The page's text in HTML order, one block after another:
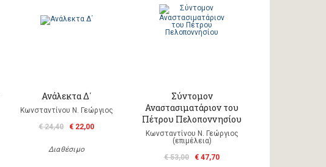
Ανάλεκτα Δ΄
Κωνσταντίνου Ν. Γεώργιος
€ 24,40
€ 22,00
Διαθέσιμο
Σύντομον
Αναστασιματάριον του
Πέτρου Πελοποννησίου
Κωνσταντίνου Ν. Γεώργιος
(επιμέλεια)
€ 53,00
€ 47,70